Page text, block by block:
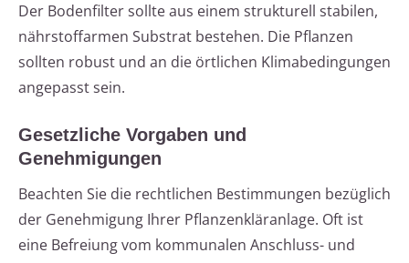
Der Bodenfilter sollte aus einem strukturell stabilen,
nährstoffarmen Substrat bestehen. Die Pflanzen
sollten robust und an die örtlichen Klimabedingungen
angepasst sein.
Gesetzliche Vorgaben und
Genehmigungen
Beachten Sie die rechtlichen Bestimmungen bezüglich
der Genehmigung Ihrer Pflanzenkläranlage. Oft ist
eine Befreiung vom kommunalen Anschluss- und